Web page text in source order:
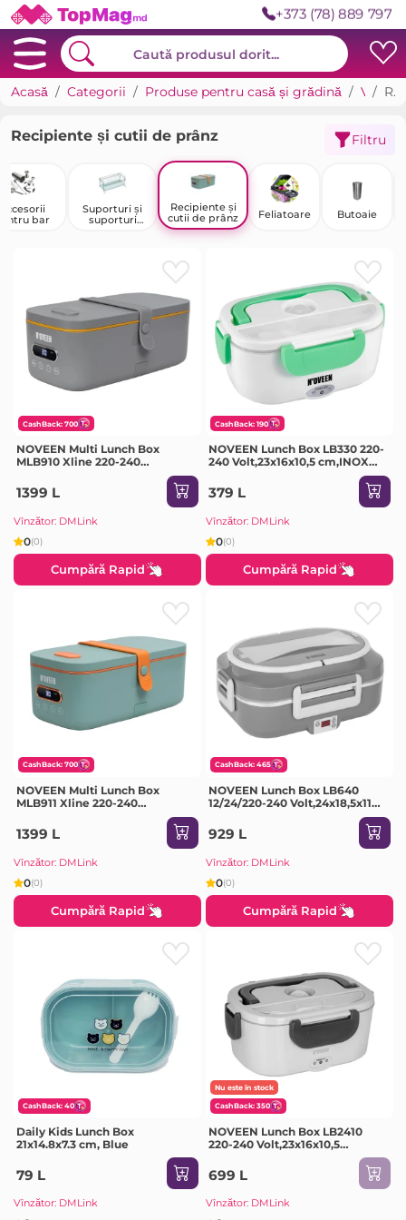
+373 (78) 889 797
Acasă Categorii Produse pentru casă și grădină Veselă și ustensile Recipiente și cutii de prânz
Recipiente și cutii de prânz Filtru
bar
Suporturi și
suporturi
Recipiente și
cutii de prânz
Feliatoare Butoaie
CashBack: 700
NOVEEN Multi Lunch Box
MLB910 Xline 220-240
Volt,22,5x13x9,5 cm,Power 300
W Grey
1399 L
Vînzător: DMLink
0(0)
Cumpără Rapid
CashBack: 190
NOVEEN Lunch Box LB330 220-
240 Volt,23x16x10,5 cm,INOX
379 L
Vînzător: DMLink
0(0)
Cumpără Rapid
CashBack: 700
NOVEEN Multi Lunch Box
MLB911 Xline 220-240
Volt,22,5x13x9,5 cm,Power 300
W Green
1399 L
Vînzător: DMLink
0(0)
Cumpără Rapid
CashBack: 465
NOVEEN Lunch Box LB640
12/24/220-240 Volt,24x18,5x11
cm,INOX interior,Power 60 W
Dark Grey
929 L
Vînzător: DMLink
0(0)
Cumpără Rapid
CashBack: 40
Daily Kids Lunch Box
21x14.8x7.3 cm, Blue
79 L
Vînzător: DMLink
Nu este în stock
CashBack: 350
NOVEEN Lunch Box LB2410
220-240 Volt,23x16x10,5
cm,INOX interior,Power 40 W
Grey
699 L
Vînzător: DMLink